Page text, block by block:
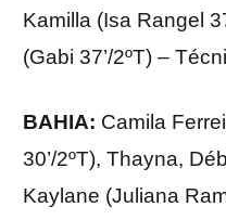
Kamilla (Isa Rangel
(Gabi 37’/2ºT) –
BAHIA: Camila
30’/2ºT), Thayna,
Kaylane (Juliana